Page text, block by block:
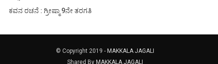
ಕವನ ರಚನೆ : ಗ್ರೀಷ್ಮಾ 9ನೇ ತರಗತಿ
© Copyright 2019 - MAKKALA JAGALI
Shared By MAKKALA JAGALI